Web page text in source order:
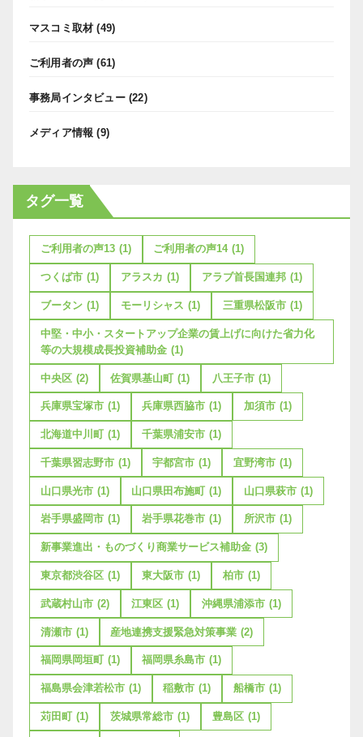
マスコミ取材 (49)
ご利用者の声 (61)
事務局インタビュー(22)
メディア情報 (9)
タグ一覧
ご利用者の声13 (1) ご利用者の声14 (1)
つくば市 (1) アラスカ (1) アラブ首長国連邦 (1)
ブータン (1) モーリシャス (1) 三重県松阪市 (1)
中堅・中小・スタートアップ企業の賃上げに向けた省力化
等の大規模成長投資補助金 (1)
中央区 (2) 佐賀県基山町 (1) 八王子市 (1)
兵庫県宝塚市 (1) 兵庫県西脇市 (1) 加須市 (1)
北海道中川町 (1) 千葉県浦安市 (1)
千葉県習志野市 (1) 宇都宮市 (1) 宜野湾市 (1)
山口県光市 (1) 山口県田布施町 (1) 山口県萩市 (1)
岩手県盛岡市 (1) 岩手県花巻市 (1) 所沢市 (1)
新事業進出・ものづくり商業サービス補助金 (3)
東京都渋谷区 (1) 東大阪市 (1) 柏市 (1)
武蔵村山市 (2) 江東区 (1) 沖縄県浦添市 (1)
清瀬市 (1) 産地連携支援緊急対策事業 (2)
福岡県岡垣町 (1) 福岡県糸島市 (1)
福島県会津若松市 (1) 稲敷市 (1) 船橋市 (1)
苅田町 (1) 茨城県常総市 (1) 豊島区 (1)